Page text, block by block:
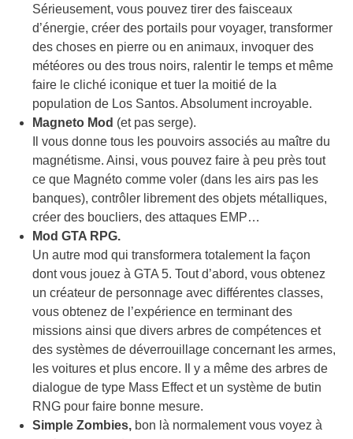
Sérieusement, vous pouvez tirer des faisceaux
d’énergie, créer des portails pour voyager, transformer
des choses en pierre ou en animaux, invoquer des
météores ou des trous noirs, ralentir le temps et même
faire le cliché iconique et tuer la moitié de la
population de Los Santos. Absolument incroyable.
Magneto Mod (et pas serge).
Il vous donne tous les pouvoirs associés au maître du
magnétisme. Ainsi, vous pouvez faire à peu près tout
ce que Magnéto comme voler (dans les airs pas les
banques), contrôler librement des objets métalliques,
créer des boucliers, des attaques EMP…
Mod GTA RPG.
Un autre mod qui transformera totalement la façon
dont vous jouez à GTA 5. Tout d’abord, vous obtenez
un créateur de personnage avec différentes classes,
vous obtenez de l’expérience en terminant des
missions ainsi que divers arbres de compétences et
des systèmes de déverrouillage concernant les armes,
les voitures et plus encore. Il y a même des arbres de
dialogue de type Mass Effect et un système de butin
RNG pour faire bonne mesure.
Simple Zombies, bon là normalement vous voyez à